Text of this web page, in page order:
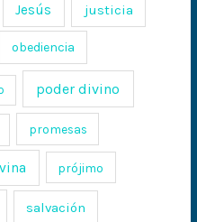
Jesús justicia
obediencia
poder divino
promesas
prójimo
salvación